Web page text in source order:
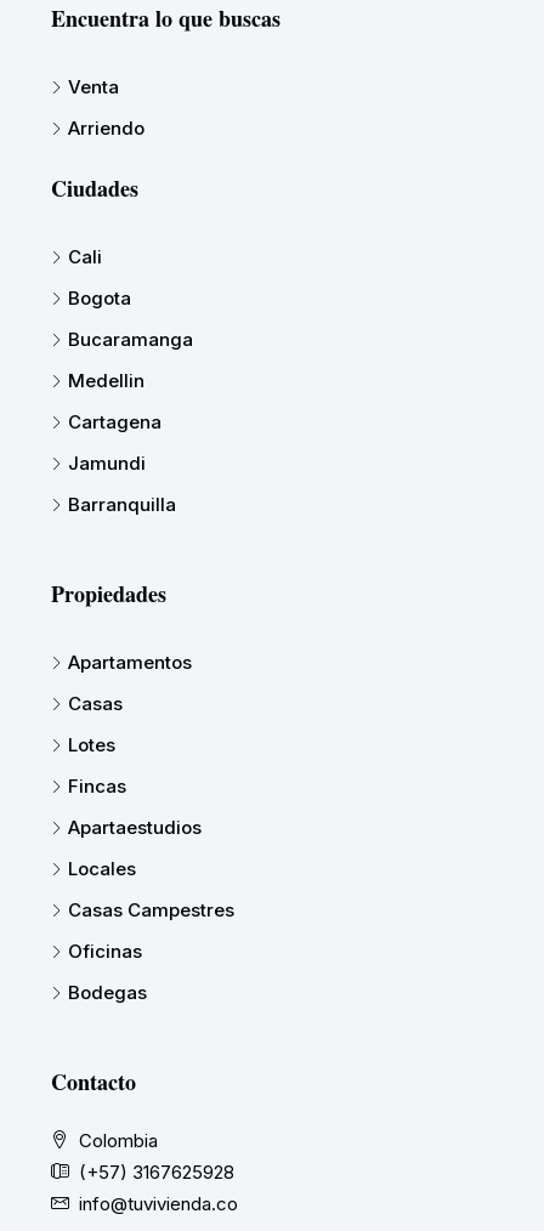
Encuentra lo que buscas
Venta
Arriendo
Ciudades
Cali
Bogota
Bucaramanga
Medellin
Cartagena
Jamundi
Barranquilla
Propiedades
Apartamentos
Casas
Lotes
Fincas
Apartaestudios
Locales
Casas Campestres
Oficinas
Bodegas
Contacto
Colombia
(+57) 3167625928
info@tuvivienda.co